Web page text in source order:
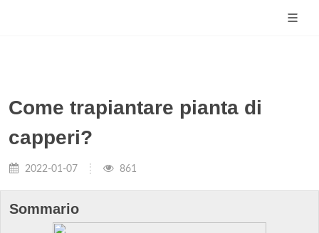
Come trapiantare pianta di
capperi?
2022-01-07 861
Sommario